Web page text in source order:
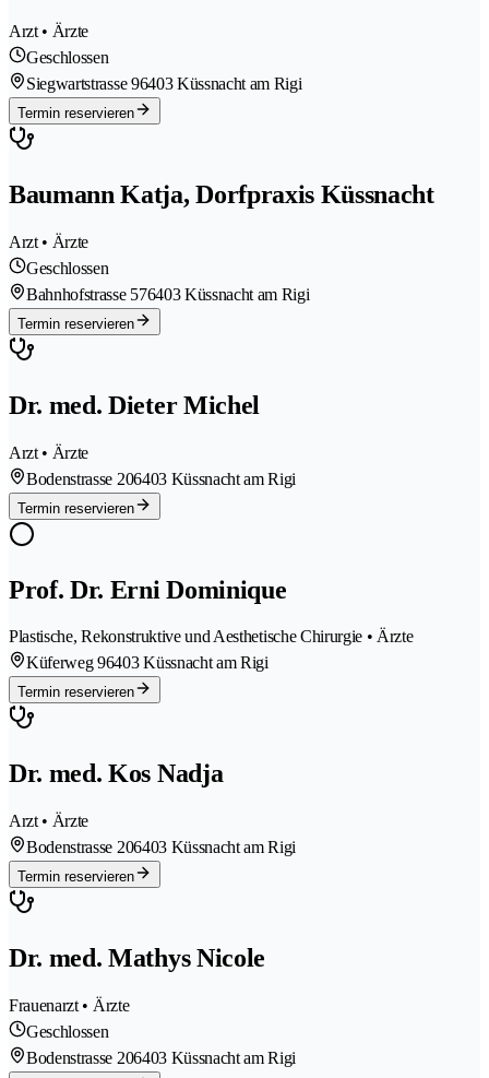
Arzt • Ärzte
Geschlossen
Siegwartstrasse 96403 Küssnacht am Rigi
Termin reservieren
Baumann Katja, Dorfpraxis Küssnacht
Arzt • Ärzte
Geschlossen
Bahnhofstrasse 576403 Küssnacht am Rigi
Termin reservieren
Dr. med. Dieter Michel
Arzt • Ärzte
Bodenstrasse 206403 Küssnacht am Rigi
Termin reservieren
Prof. Dr. Erni Dominique
Plastische, Rekonstruktive und Aesthetische Chirurgie • Ärzte
Küferweg 96403 Küssnacht am Rigi
Termin reservieren
Dr. med. Kos Nadja
Arzt • Ärzte
Bodenstrasse 206403 Küssnacht am Rigi
Termin reservieren
Dr. med. Mathys Nicole
Frauenarzt • Ärzte
Geschlossen
Bodenstrasse 206403 Küssnacht am Rigi